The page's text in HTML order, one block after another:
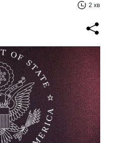
2 хв